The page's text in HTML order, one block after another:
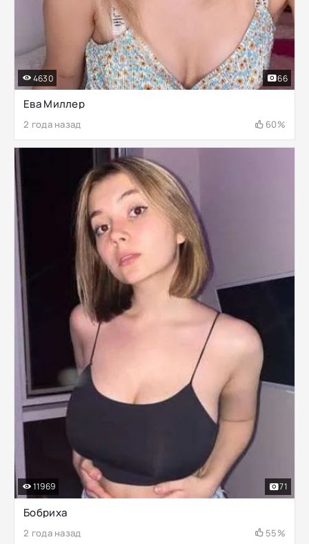
Ева Миллер
2 года назад 60%
4630 66
Бобриха
2 года назад 55%
11969 71